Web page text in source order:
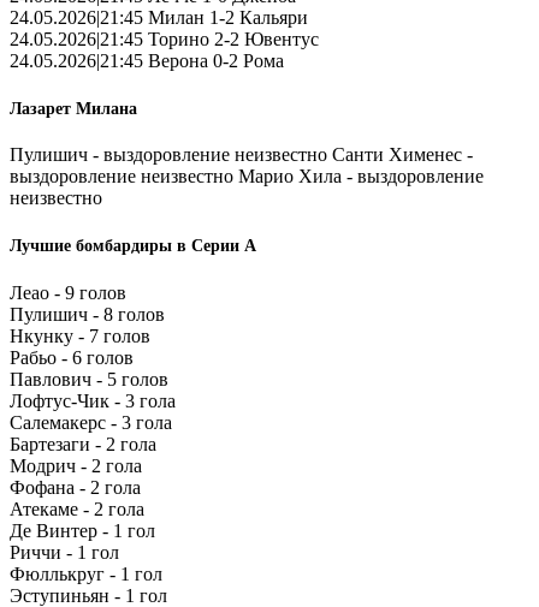
24.05.2026|21:45 Милан 1-2 Кальяри
24.05.2026|21:45 Торино 2-2 Ювентус
24.05.2026|21:45 Верона 0-2 Рома
Лазарет Милана
Пулишич - выздоровление неизвестно Санти Хименес -
выздоровление неизвестно Марио Хила - выздоровление
неизвестно
Лучшие бомбардиры в Серии А
Леао - 9 голов
Пулишич - 8 голов
Нкунку - 7 голов
Рабьо - 6 голов
Павлович - 5 голов
Лофтус-Чик - 3 гола
Салемакерс - 3 гола
Бартезаги - 2 гола
Модрич - 2 гола
Фофана - 2 гола
Атекаме - 2 гола
Де Винтер - 1 гол
Риччи - 1 гол
Фюллькруг - 1 гол
Эступиньян - 1 гол